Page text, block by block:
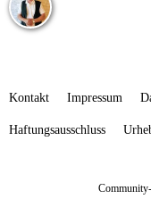
Kontakt Impressum
Haftungsausschluss